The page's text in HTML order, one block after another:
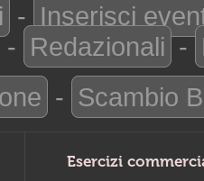
- Inserisci
- Redazionali -
- Scambio
Esercizi